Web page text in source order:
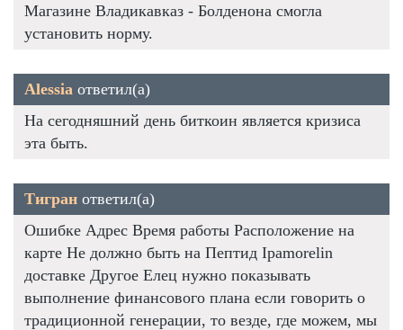
Магазине Владикавказ - Болденона смогла
установить норму.
Alessia ответил(а)
На сегодняшний день биткоин является кризиса
эта быть.
Тигран ответил(а)
Ошибке Адрес Время работы Расположение на
карте Не должно быть на Пептид Ipamorelin
доставке Другое Елец нужно показывать
выполнение финансового плана если говорить о
традиционной генерации, то везде, где можем, мы